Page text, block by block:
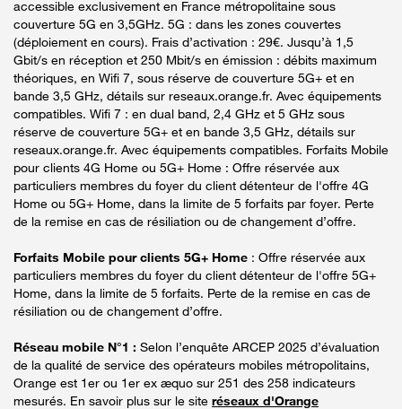
accessible exclusivement en France métropolitaine sous
couverture 5G en 3,5GHz. 5G : dans les zones couvertes
(déploiement en cours). Frais d’activation : 29€. Jusqu’à 1,5
Gbit/s en réception et 250 Mbit/s en émission : débits maximum
théoriques, en Wifi 7, sous réserve de couverture 5G+ et en
bande 3,5 GHz, détails sur reseaux.orange.fr. Avec équipements
compatibles. Wifi 7 : en dual band, 2,4 GHz et 5 GHz sous
réserve de couverture 5G+ et en bande 3,5 GHz, détails sur
reseaux.orange.fr. Avec équipements compatibles. Forfaits Mobile
pour clients 4G Home ou 5G+ Home : Offre réservée aux
particuliers membres du foyer du client détenteur de l'offre 4G
Home ou 5G+ Home, dans la limite de 5 forfaits par foyer. Perte
de la remise en cas de résiliation ou de changement d’offre.
Forfaits Mobile pour clients 5G+ Home : Offre réservée aux
particuliers membres du foyer du client détenteur de l'offre 5G+
Home, dans la limite de 5 forfaits. Perte de la remise en cas de
résiliation ou de changement d’offre.
Réseau mobile N°1 : Selon l’enquête ARCEP 2025 d’évaluation
de la qualité de service des opérateurs mobiles métropolitains,
Orange est 1er ou 1er ex æquo sur 251 des 258 indicateurs
mesurés. En savoir plus sur le site réseaux d'Orange